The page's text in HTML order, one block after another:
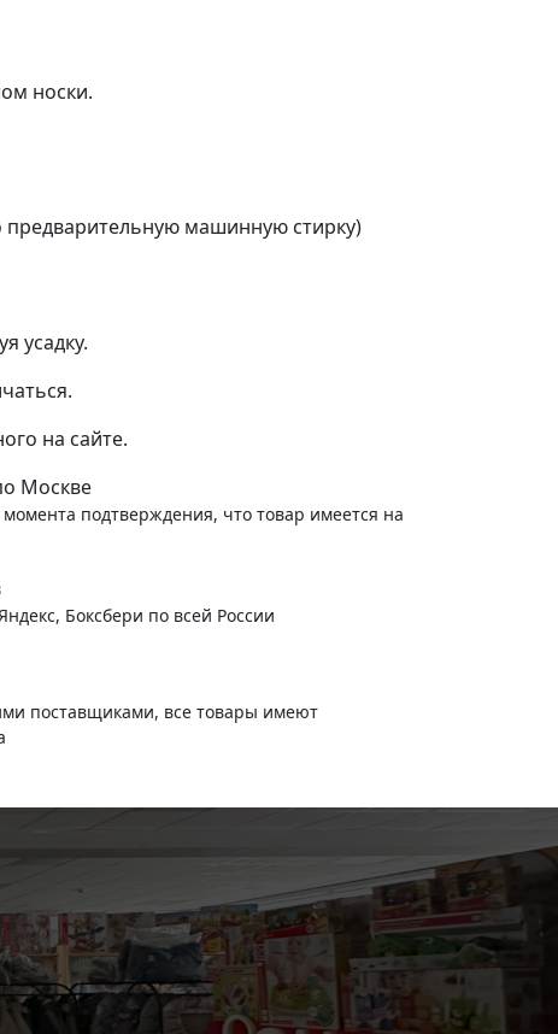
носки.
предварительную машинную стирку)
усадку.
на сайте.
Москве
подтверждения, что товар имеется на
Боксбери по всей России
поставщиками, все товары имеют